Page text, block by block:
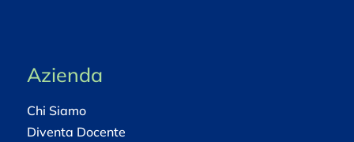
Azienda
Chi Siamo
Diventa Docente